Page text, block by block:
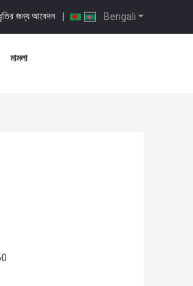
Bengali
জন্য আবেদন |
মামলা